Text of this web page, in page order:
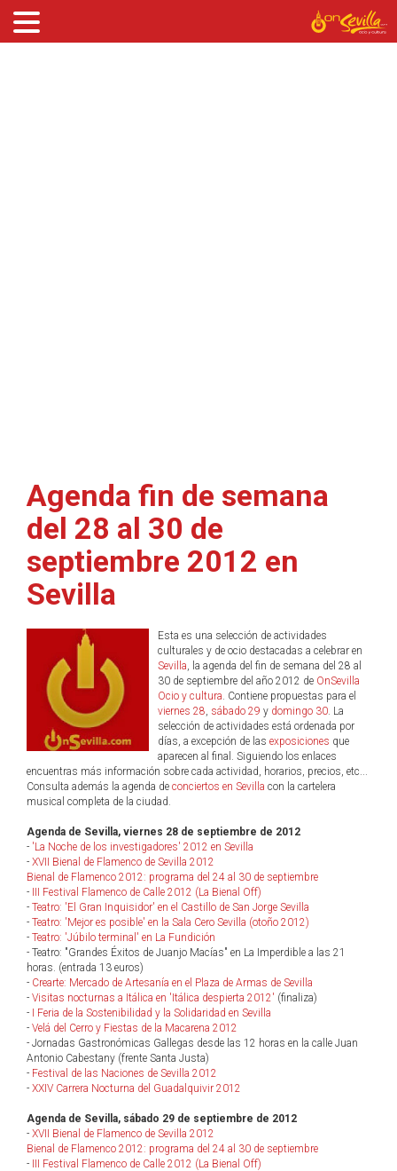
Agenda fin de semana
del 28 al 30 de
septiembre 2012 en
Sevilla
Esta es una selección de actividades
culturales y de ocio destacadas a celebrar en
Sevilla, la agenda del fin de semana del 28 al
30 de septiembre del año 2012 de OnSevilla
Ocio y cultura. Contiene propuestas para el
viernes 28, sábado 29 y domingo 30. La
selección de actividades está ordenada por
días, a excepción de las exposiciones que
aparecen al final. Siguiendo los enlaces
encuentras más información sobre cada actividad, horarios, precios, etc...
Consulta además la agenda de conciertos en Sevilla con la cartelera
musical completa de la ciudad.
Agenda de Sevilla, viernes 28 de septiembre de 2012
- 'La Noche de los investigadores' 2012 en Sevilla
- XVII Bienal de Flamenco de Sevilla 2012
Bienal de Flamenco 2012: programa del 24 al 30 de septiembre
-
III Festival Flamenco de Calle 2012 (La Bienal Off)
- Teatro: 'El Gran Inquisidor' en el Castillo de San Jorge Sevilla
- Teatro: 'Mejor es posible' en la Sala Cero Sevilla (otoño 2012)
- Teatro: 'Júbilo terminal' en La Fundición
- Teatro: "Grandes Éxitos de Juanjo Macías" en La Imperdible a las 21
horas. (entrada 13 euros)
- Crearte: Mercado de Artesanía en el Plaza de Armas de Sevilla
- Visitas nocturnas a Itálica en 'Itálica despierta 2012' (finaliza)
-
I Feria de la Sostenibilidad y la Solidaridad en Sevilla
- Velá del Cerro y Fiestas de la Macarena 2012
- Jornadas Gastronómicas Gallegas desde las 12 horas en la calle Juan
Antonio Cabestany (frente Santa Justa)
- Festival de las Naciones de Sevilla 2012
- XXIV Carrera Nocturna del Guadalquivir 2012
Agenda de Sevilla, sábado 29 de septiembre de 2012
- XVII Bienal de Flamenco de Sevilla 2012
Bienal de Flamenco 2012: programa del 24 al 30 de septiembre
-
III Festival Flamenco de Calle 2012 (La Bienal Off)